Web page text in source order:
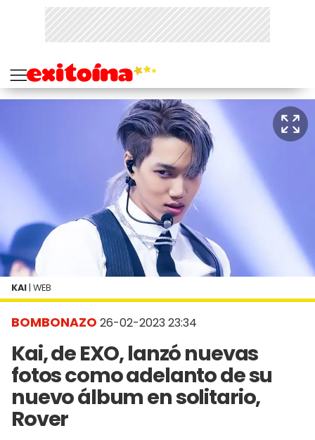
BOMBONAZO 26-02-2023 23:34
Kai, de EXO, lanzó nuevas
fotos como adelanto de su
nuevo álbum en solitario,
Rover
KAI | WEB